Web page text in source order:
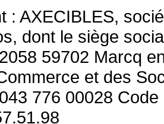
: AXECIBLES,
dont le siège
59702 Marcq
et des
776 00028